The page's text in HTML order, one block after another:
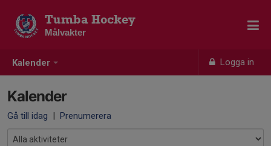
Kalender Logga in
Tumba Hockey
Målvakter
Kalender
Gå till idag | Prenumerera